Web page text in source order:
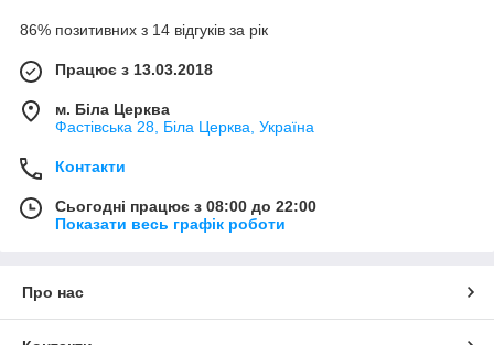
86% позитивних з 14 відгуків за рік
Працює з 13.03.2018
м. Біла Церква
Фастівська 28, Біла Церква, Україна
Контакти
Сьогодні працює з 08:00 до 22:00
Показати весь графік роботи
Про нас